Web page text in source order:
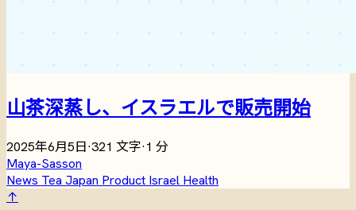
山茶深蒸し、イスラエルで販売開始
2025年6月5日·321 文字·1 分
Maya-Sasson
News Tea Japan Product Israel Health
↑